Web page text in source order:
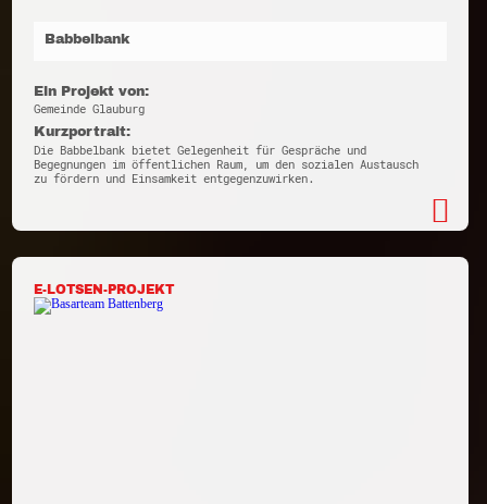
Babbelbank
Ein Projekt von:
Gemeinde Glauburg
Kurzportrait:
Die Babbelbank bietet Gelegenheit für Gespräche und
Begegnungen im öffentlichen Raum, um den sozialen Austausch
zu fördern und Einsamkeit entgegenzuwirken.
E-LOTSEN-PROJEKT